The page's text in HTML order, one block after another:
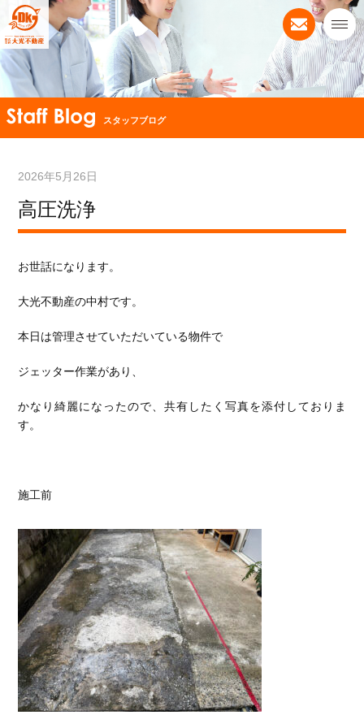
スタッフブログ
2026年5月26日
高圧洗浄
お世話になります。
大光不動産の中村です。
本日は管理させていただいている物件で
ジェッター作業があり、
かなり綺麗になったので、共有したく写真を添付しておりま
す。
施工前